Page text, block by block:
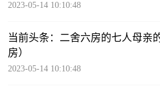
2023-05-14 10:10:48
当前头条：二舍六房的七人母亲
房）
2023-05-14 10:10:48